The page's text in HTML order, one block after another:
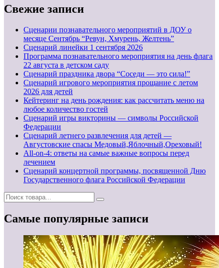
Свежие записи
Сценарии познавательного мероприятий в ДОУ о
месяце Сентябрь “Ревун, Хмурень, Желтень”
Cценарий линейки 1 сентября 2026
Программа познавательного мероприятия на день флага
22 августа в детском саду
Сценарий праздника двора “Соседи — это сила!”
Сценарий игрового мероприятия прощание с летом
2026 для детей
Кейтеринг на день рождения: как рассчитать меню на
любое количество гостей
Сценарий игры викторины — символы Российской
Федерации
Сценарий летнего развлечения для детей —
Августовские спасы Медовый,Яблочный,Ореховый!
All-on-4: ответы на самые важные вопросы перед
лечением
Сценарий концертной программы, посвященной Дню
Государственного флага Российской Федерации
Самые популярные записи